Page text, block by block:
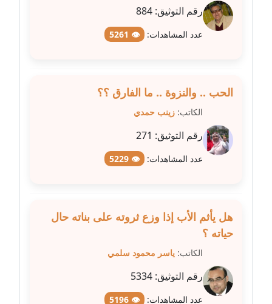
مدونة سهر صيام
عاملة
مدونة سهير عسكر
عاملة
مدونة سوزان بهنسي
مدونة سوميه الالفي
عاملة
مدونة شادي الربابعة
مدونة شرف الدين محمد
رقم التوثيق: 884
عدد المشاهدات: 👁 5261
الحب .. والنزوة .. ما الفارق ؟؟
الكاتب: زينب حمدي
رقم التوثيق: 271
عدد المشاهدات: 👁 5229
هل يأثم الأب إذا وزع ثروته على بناته حال
حياته ؟
الكاتب: ياسر محمود سلمي
رقم التوثيق: 5334
عدد المشاهدات: 👁 5196